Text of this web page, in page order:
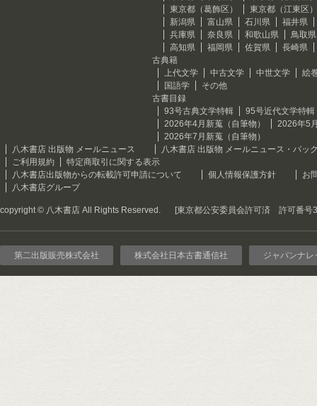
東京都（葛飾区）
東京都（江東区）
新潟県
富山県 石川県
福井県
兵庫県
奈良県 和歌山県
鳥取県
高知県
福岡県 佐賀県
長崎県
古典籍
上代文学
中古文学 中世文学
絵
国語学
その他
古書目録
93号古典文学特輯
95号近代文学特輯
2026年4月新蒐（自筆物）
2026年5
2026年7月新蒐（自筆物）
八木書店 出版物 メールニュース
八木書店 出版物 メールニュース・バッ
ご利用規約
特定商取引に関する表示
八木書店出版物からの転載許可申請について
個人情報保護方針
お
八木書店グループ
copyright © 八木書店 All Rights Reserved. [東京都公安委員会許可済 許可番号
第二出版販売株式会社 株式会社日本古書通信社 ジャパンナレ